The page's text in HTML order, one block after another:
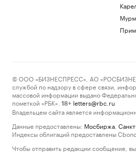
© ООО «БИЗНЕСПРЕСС», АО
службой по надзору в сфере связи,
массовой информации выдано
пометкой «РБК».
18+ letters@rbc.ru
Владельцем сайта является
Данные предоставлены: Мосбиржа
Индексы облигаций предоставлены
Чтобы отправить редакции сообщение,